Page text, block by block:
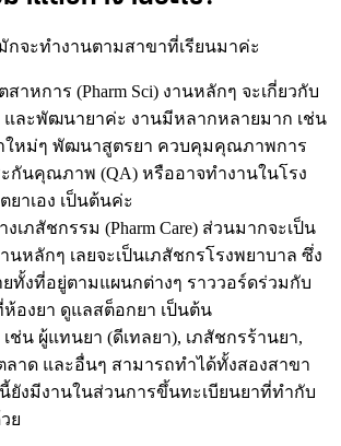
กจะทำงานตามสาขาที่เรียนมาค่ะ
าหการ (Pharm Sci) งานหลักๆ จะเกี่ยวกับ
และพัฒนายาค่ะ งานมีหลากหลายมาก เช่น
ใหม่ๆ พัฒนาสูตรยา ควบคุมคุณภาพการ
ะกันคุณภาพ (QA) หรืออาจทำงานในโรง
าเอง เป็นต้นค่ะ
เภสัชกรรม (Pharm Care) ส่วนมากจะเป็น
นหลักๆ เลยจะเป็นเภสัชกรโรงพยาบาล ซึ่ง
ทั้งที่อยู่ตามแผนกต่างๆ ราววอร์ดร่วมกับ
องยา ดูแลสต็อกยา เป็นต้น
ช่น ผู้แทนยา (ดีเทลยา), เภสัชกรร้านยา,
ลาด และอื่นๆ สามารถทำได้ทั้งสองสาขา
ยังมีงานในส่วนการขึ้นทะเบียนยาที่ทำกับ
ย